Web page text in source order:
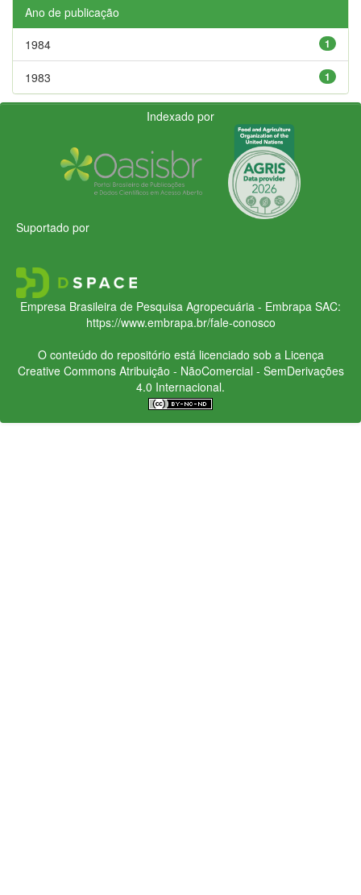
Ano de publicação
1
1984
1
1983
Indexado por
Suportado por
Empresa Brasileira de Pesquisa Agropecuária - Embrapa SAC:
https://www.embrapa.br/fale-conosco
O conteúdo do repositório está licenciado sob a Licença
Creative CommonsAtribuição - NãoComercial - SemDerivações
4.0 Internacional.